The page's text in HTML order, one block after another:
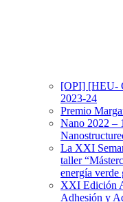
[OPI] [HEU-
2023-24
Premio
Nano 2022 –
La XXI
taller
energía verde
XXI Edición
Adhesión y